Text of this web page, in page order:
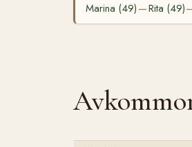
Marina (49) —Rita (49)